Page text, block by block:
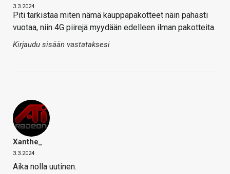
3.3.2024
Piti tarkistaa miten nämä kauppapakotteet näin pahasti
vuotaa, niin 4G piirejä myydään edelleen ilman pakotteita.
Kirjaudu sisään vastataksesi
Xanthe_
3.3.2024
Aika nolla uutinen.